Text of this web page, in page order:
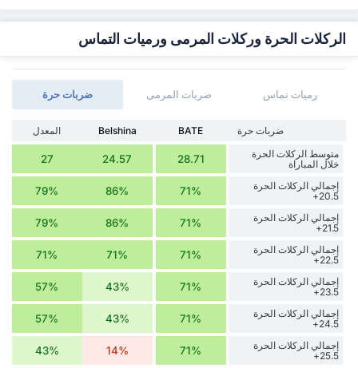
الركلات الحرة وركلات المرمى ورميات التماس
‏ضربات حرة ضربات المرمى رميات تماس
‏ضربات حرة BATE
Belshina
المعدل
متوسط الركلات الحرة
خلال المباراة
28.71
24.57
27
إجمالي الركلات الحرة
20.5+
71%
86%
79%
إجمالي الركلات الحرة
21.5+
71%
86%
79%
إجمالي الركلات الحرة
22.5+
71%
71%
71%
إجمالي الركلات الحرة
23.5+
71%
43%
57%
إجمالي الركلات الحرة
24.5+
71%
43%
57%
إجمالي الركلات الحرة
25.5+
71%
14%
43%